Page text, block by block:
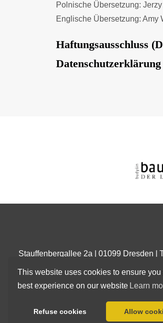
This website uses cookies to ensure you
best experience on our website Learn
Refuse cookies Allow
Polnische Übersetzung:
Englische Übersetzung: Amy
Haftungsausschluss
Datenschutzerklärung
Stauffenbergallee 2a | 01099 Dresden |